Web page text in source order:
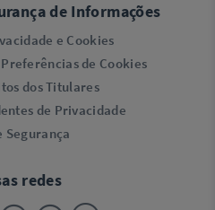
de Informações
e Cookies
de Cookies
dos Titulares
de Privacidade
Segurança
redes